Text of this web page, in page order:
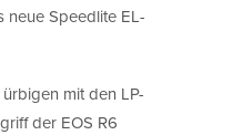
Speedlite EL-
mit den LP-
der EOS R6